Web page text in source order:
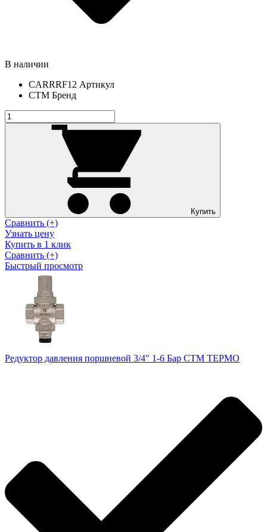
В наличии
CARRRF12 Артикул
СТМ Бренд
Купить
Сравнить (+)
Узнать цену
Купить в 1 клик
Сравнить (+)
Быстрый просмотр
Редуктор давления поршневой 3/4" 1-6 Бар СТМ ТЕРМО